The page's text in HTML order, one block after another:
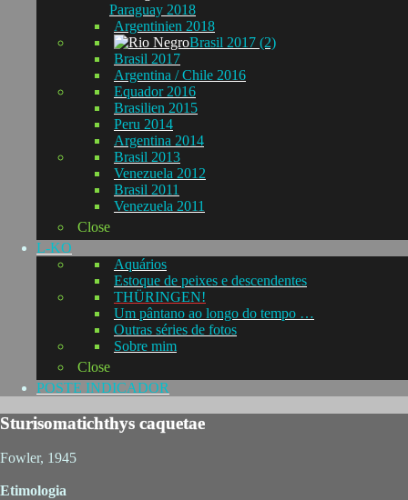
Paraguay 2018
Argentinien 2018
Brasil 2017 (2)
Brasil 2017
Argentina / Chile 2016
Equador 2016
Brasilien 2015
Peru 2014
Argentina 2014
Brasil 2013
Venezuela 2012
Brasil 2011
Venezuela 2011
Close
L-KO
Aquários
Estoque de peixes e descendentes
THÜRINGEN!
Um pântano ao longo do tempo …
Outras séries de fotos
Sobre mim
Close
POSTE INDICADOR
Sturisomatichthys caquetae
Fowler, 1945
Etimologia